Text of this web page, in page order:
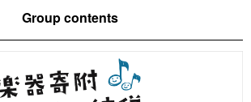
Group contents